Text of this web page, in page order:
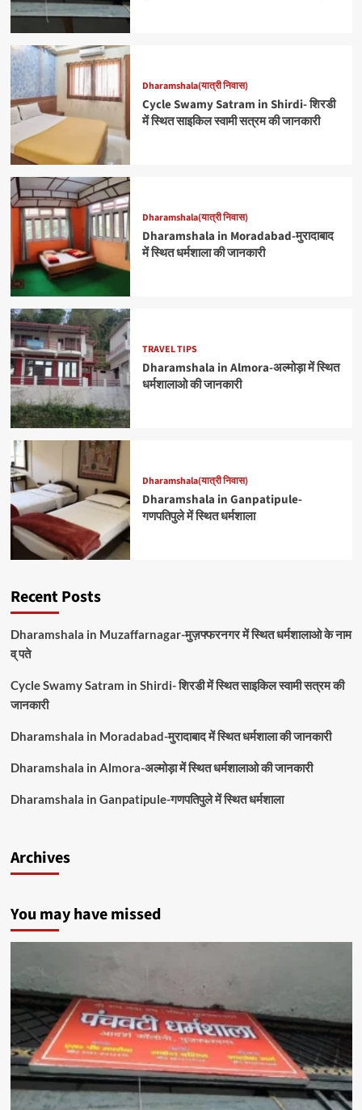
Dharamshala(यात्री निवास)
Cycle Swamy Satram in Shirdi- शिरडी
में स्थित साइकिल स्वामी सत्रम की जानकारी
Dharamshala(यात्री निवास)
Dharamshala in Moradabad-मुरादाबाद
में स्थित धर्मशाला की जानकारी
TRAVEL TIPS
Dharamshala in Almora-अल्मोड़ा में स्थित
धर्मशालाओ की जानकारी
Dharamshala(यात्री निवास)
Dharamshala in Ganpatipule-
गणपतिपुले में स्थित धर्मशाला
Recent Posts
Dharamshala in Muzaffarnagar-मुज़फ्फरनगर में स्थित धर्मशालाओ के नाम
व् पते
Cycle Swamy Satram in Shirdi- शिरडी में स्थित साइकिल स्वामी सत्रम की
जानकारी
Dharamshala in Moradabad-मुरादाबाद में स्थित धर्मशाला की जानकारी
Dharamshala in Almora-अल्मोड़ा में स्थित धर्मशालाओ की जानकारी
Dharamshala in Ganpatipule-गणपतिपुले में स्थित धर्मशाला
Archives
You may have missed